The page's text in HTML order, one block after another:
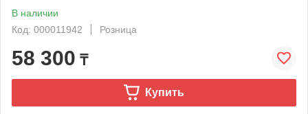
В наличии
Код: 000011942
Розница
58 300 ₸
Купить